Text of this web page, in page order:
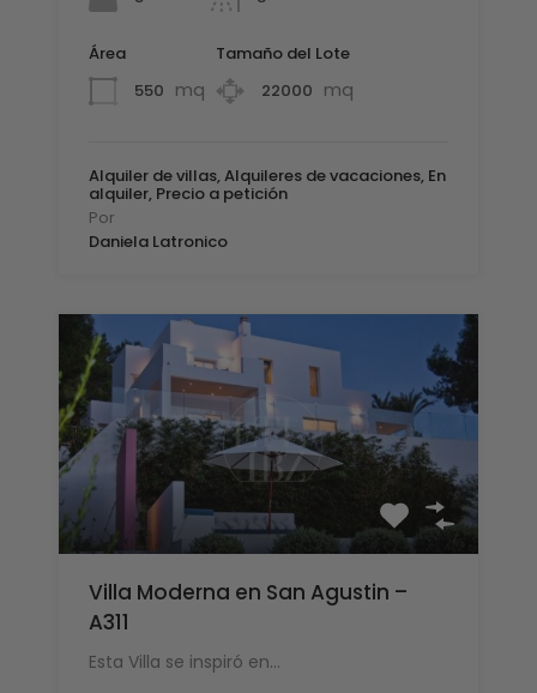
Área
550 mq
Tamaño del Lote
22000 mq
Alquiler de villas, Alquileres de vacaciones, En
alquiler, Precio a petición
Por
Daniela Latronico
Villa Moderna en San Agustin –
A311
Esta Villa se inspiró en…